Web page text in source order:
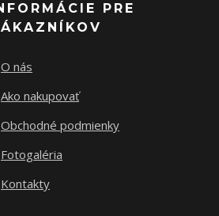
PRE
O nás
Ako nakupovať
Obchodné podmienky
Fotogaléria
Kontakty